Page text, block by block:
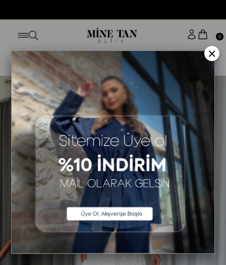
0
Anasayfa ELBİSE STİLE GÖRE KISA KOL ELBİSE
ÜCRETSİZ KARGO
×